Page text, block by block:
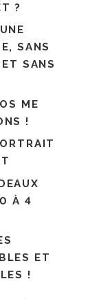
?
SANS
SANS
ME
!
À 4
ET
!